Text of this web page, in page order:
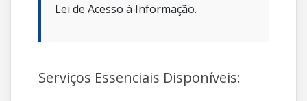
Lei de Acesso à Informação.
Serviços Essenciais Disponíveis: